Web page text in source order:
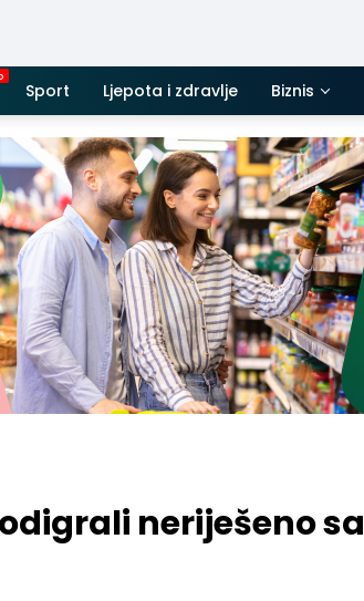
Sport Ljepota i zdravlje Biznis
neriješeno sa